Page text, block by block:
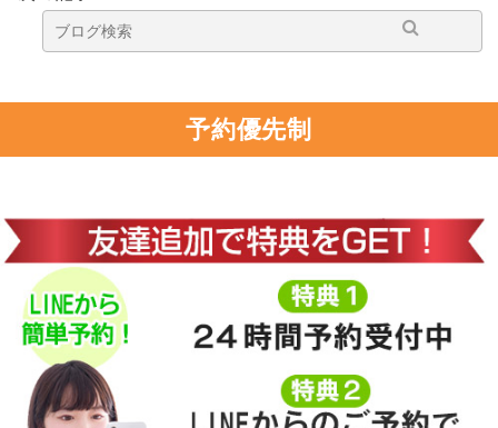
予約優先制